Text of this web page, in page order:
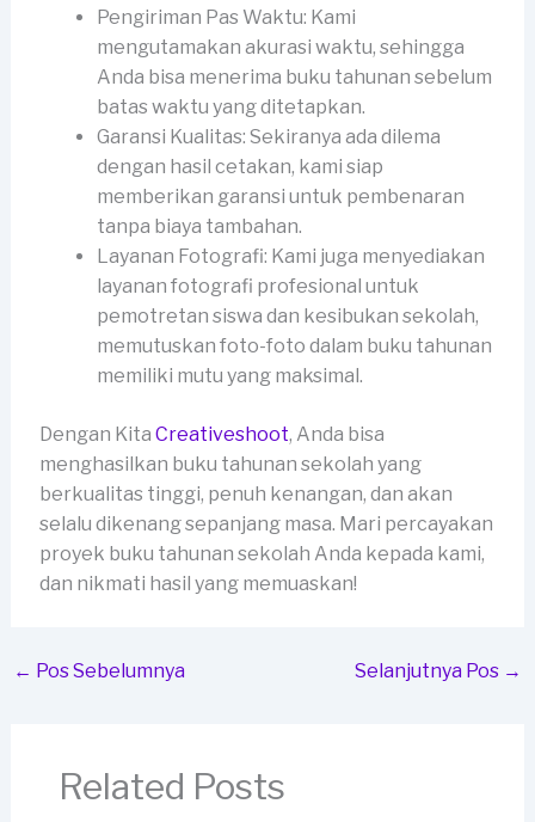
Pengiriman Pas Waktu: Kami
mengutamakan akurasi waktu, sehingga
Anda bisa menerima buku tahunan sebelum
batas waktu yang ditetapkan.
Garansi Kualitas: Sekiranya ada dilema
dengan hasil cetakan, kami siap
memberikan garansi untuk pembenaran
tanpa biaya tambahan.
Layanan Fotografi: Kami juga menyediakan
layanan fotografi profesional untuk
pemotretan siswa dan kesibukan sekolah,
memutuskan foto-foto dalam buku tahunan
memiliki mutu yang maksimal.
Dengan Kita Creativeshoot, Anda bisa
menghasilkan buku tahunan sekolah yang
berkualitas tinggi, penuh kenangan, dan akan
selalu dikenang sepanjang masa. Mari percayakan
proyek buku tahunan sekolah Anda kepada kami,
dan nikmati hasil yang memuaskan!
← Pos Sebelumnya Selanjutnya Pos →
Related Posts